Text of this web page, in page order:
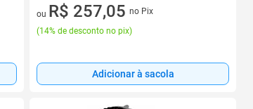
5 vez de R$ 59,78 sem juros
ou R$ 257,05 no Pix
(14% de desconto no pix)
Adicionar à sacola